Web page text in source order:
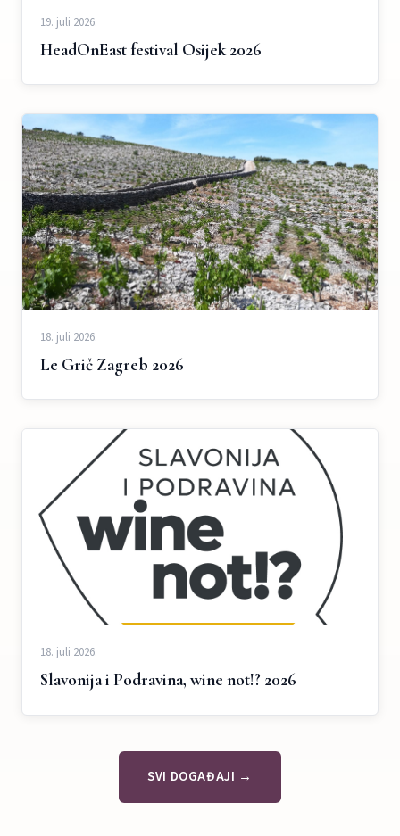
19. juli 2026.
HeadOnEast festival Osijek 2026
18. juli 2026.
Le Grič Zagreb 2026
18. juli 2026.
Slavonija i Podravina, wine not!? 2026
SVI DOGAĐAJI →